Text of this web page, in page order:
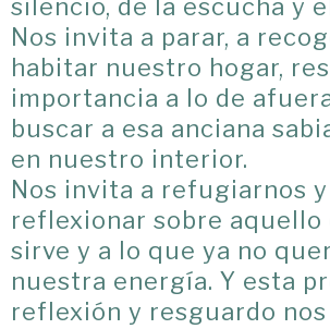
silencio, de la escucha y
Nos invita a parar, a
habitar nuestro hogar,
importancia a lo de
buscar a esa anciana
en nuestro interior.
Nos invita a refugiarnos y
reflexionar sobre aquello
sirve y a lo que ya no
nuestra energía. Y esta
reflexión y resguardo